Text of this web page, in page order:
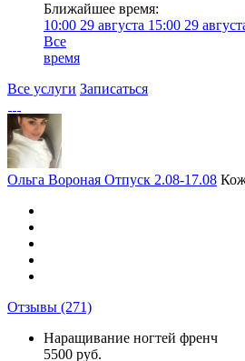
Ближайшее время:
10:00 29 августа 15:00 29
Все
время
Все услуги Записаться
Ольга Вороная Отпуск 2.08-17.08
Отзывы (271)
Наращивание ногтей френч
5500 руб.